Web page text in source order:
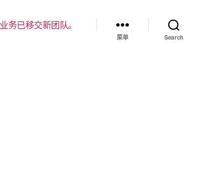
务已移交新团队。
菜单 Search